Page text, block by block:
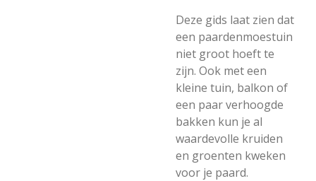
Deze gids laat zien dat
een paardenmoestuin
niet groot hoeft te
zijn. Ook met een
kleine tuin, balkon of
een paar verhoogde
bakken kun je al
waardevolle kruiden
en groenten kweken
voor je paard.